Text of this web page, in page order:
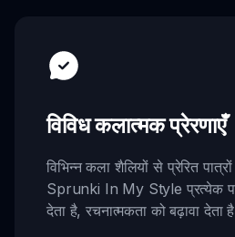
विविध कलात्मक प्रेरणाएँ
विभिन्न कला शैलियों से प्रेरित
Sprunki In My Style प्रत्येक
देता है, रचनात्मकता को बढ़ावा देता